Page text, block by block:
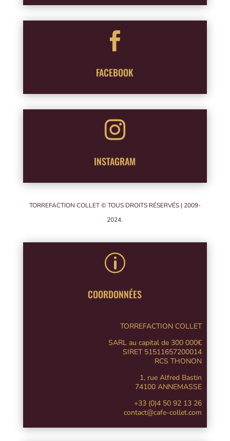

FACEBOOK

INSTAGRAM
TORREFACTION COLLET © TOUS DROITS RÉSERVÉS | 2009-
2024.
p
COORDONNÉES
TORREFACTION COLLET
SARL au capital de 300 000€
SIRET 51511657200014
RCS THONON
1, rue Alfred Bastin
74100 ANNEMASSE
+33 (0)4 50 92 13 26
contact@cafe-collet.com